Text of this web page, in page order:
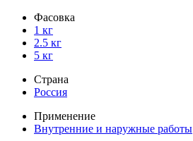
Фасовка
1 кг
2.5 кг
5 кг
Страна
Россия
Применение
Внутренние и наружные работы